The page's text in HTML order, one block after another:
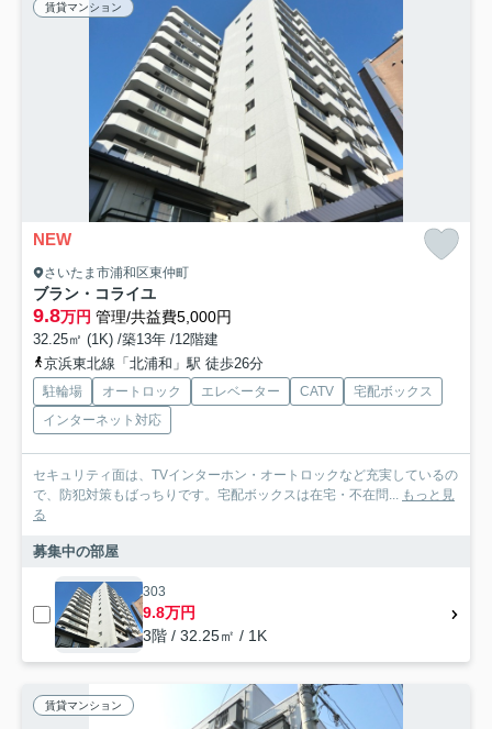
賃貸マンション
NEW
さいたま市浦和区東仲町
ブラン・コライユ
9.8万円 管理/共益費5,000円
32.25㎡ (1K) /築13年 /12階建
京浜東北線「北浦和」駅 徒歩26分
駐輪場 オートロック エレベーター CATV
宅配ボックス
インターネット対応
セキュリティ面は、TVインターホン・オートロックなど充実しているの
で、防犯対策もばっちりです。宅配ボックスは在宅・不在問... もっと見
る
募集中の部屋
303
9.8万円
3階 / 32.25㎡ / 1K
賃貸マンション